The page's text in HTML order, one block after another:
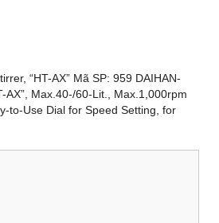
“HT-AX” Mã SP: 959 DAIHAN-
AX”, Max.40-/60-Lit., Max.1,000rpm
to-Use Dial for Speed Setting, for